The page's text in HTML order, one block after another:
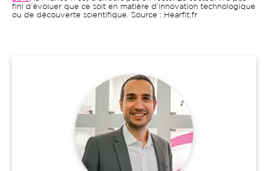
fini d’évoluer que ce soit en matière d’innovation technologique
ou de découverte scientifique. Source : Hearfit.fr